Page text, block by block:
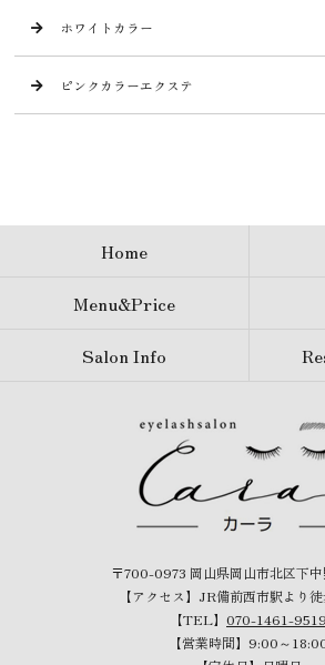
ホワイトカラー
ピンクカラーエクステ
Home
Menu&Price
Salon Info
〒700-0973 岡山県岡山市北区下
【アクセス】JR備前西市駅より
【TEL】 070-1461-9519
【営業時間】9:00～